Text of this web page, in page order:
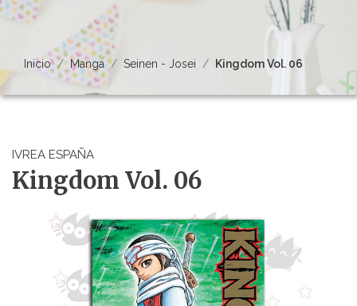
Inicio Manga Seinen - Josei Kingdom Vol. 06
IVREA ESPAÑA
Kingdom Vol. 06